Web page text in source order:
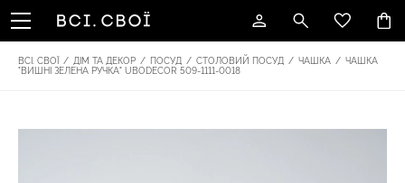
ВСІ. СВОЇ / ДІМ ТА ДЕКОР / ПОСУД / СТОЛОВИЙ ПОСУД / ЧАШКА / ЧАШКА
"ВИШНІ ЗЕЛЕНА РУЧКА" UBODECOR 509-1111-0018